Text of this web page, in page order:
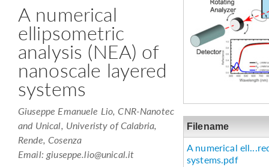
Filename
A numerical
systems.pdf
A numerical
ellipsometric
analysis (NEA) of
nanoscale layered
systems
Giuseppe Emanuele Lio, CNR-Nanotec
and Unical, Univeristy of Calabria,
Rende, Cosenza
Email:giuseppe.lio@unical.it